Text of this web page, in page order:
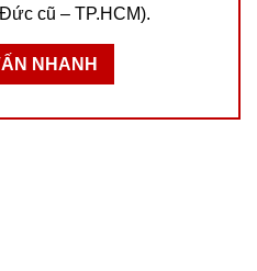
cũ – TP.HCM).
NHANH